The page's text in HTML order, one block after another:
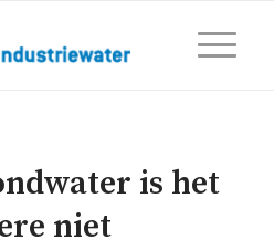
is het
niet